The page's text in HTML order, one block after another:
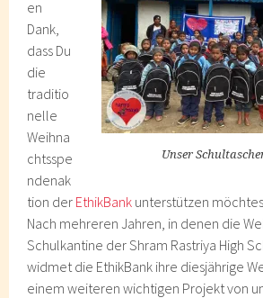
Unser
en
Dank,
dass Du
die
traditio
nelle
Weihna
chtsspe
ndenak
tion der EthikBank unterstützen
Nach mehreren Jahren, in denen die
Schulkantine der Shram Rastriya High
widmet die EthikBank ihre diesjährige
einem weiteren wichtigen Projekt von